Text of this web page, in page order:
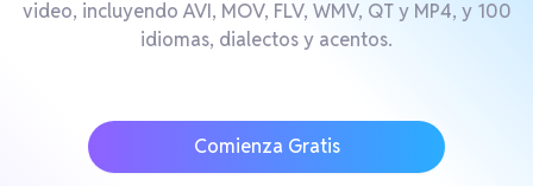
video, incluyendo AVI, MOV, FLV, WMV, QT y MP4, y 100
idiomas, dialectos y acentos.
Comienza Gratis